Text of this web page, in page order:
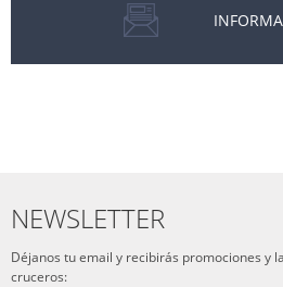
NEWSLETTER
Déjanos tu email y recibirás promociones y
cruceros: